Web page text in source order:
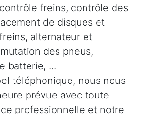
freins, contrôle des
de disques et
alternateur et
des pneus,
batterie, ...
téléphonique, nous nous
prévue avec toute
professionnelle et notre